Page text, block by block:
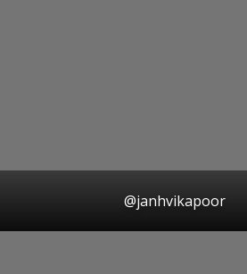
@janhvikapoor